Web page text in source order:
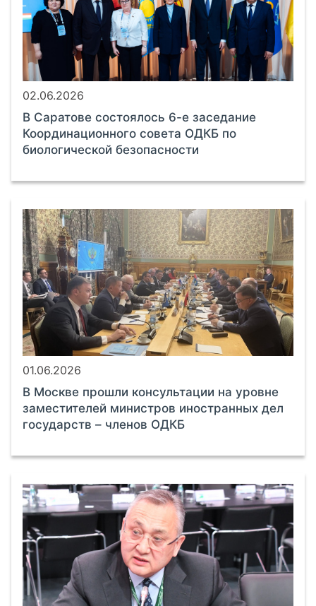
02.06.2026
В Саратове состоялось 6-е заседание
Координационного совета ОДКБ по
биологической безопасности
01.06.2026
В Москве прошли консультации на уровне
заместителей министров иностранных дел
государств – членов ОДКБ